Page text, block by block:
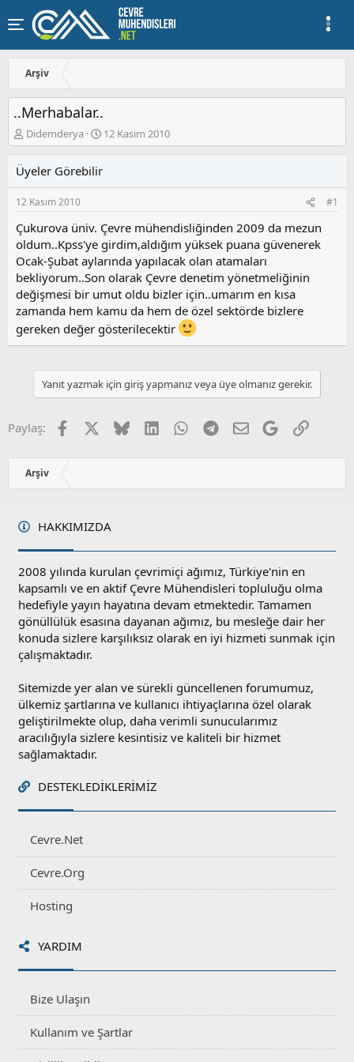
Arşiv
..Merhabalar..
K
o
u
y
u
a
ş
l
a
t
a
n
Didemderya
B
a
a
ı
ç
t
a
r
i
h
i
12 Kasım 2010
Üyeler Görebilir
12 Kasım 2010 #1
Çukurova üniv. Çevre mühendisliğinden 2009 da mezun
oldum..Kpss'ye girdim,aldığım yüksek puana güvenerek
Ocak-Şubat aylarında yapılacak olan atamaları
bekliyorum..Son olarak Çevre denetim yönetmeliğinin
değişmesi bir umut oldu bizler için..umarım en kısa
zamanda hem kamu da hem de özel sektörde bizlere
gereken değer gösterilecektir
Yanıt yazmak için giriş yapmanız veya üye olmanız gerekir.
Paylaş: Facebook BlueskyLinkedInWhatsApp
Telegram
E-postaGoogleLink
Arşiv
HAKKIMIZDA
2008 yılında kurulan çevrimiçi ağımız, Türkiye'nin en
kapsamlı ve en aktif Çevre Mühendisleri topluluğu olma
hedefiyle yayın hayatına devam etmektedir. Tamamen
gönüllülük esasına dayanan ağımız, bu mesleğe dair her
konuda sizlere karşılıksız olarak en iyi hizmeti sunmak için
çalışmaktadır.
Sitemizde yer alan ve sürekli güncellenen forumumuz,
ülkemiz şartlarına ve kullanıcı ihtiyaçlarına özel olarak
geliştirilmekte olup, daha verimli sunucularımız
aracılığıyla sizlere kesintisiz ve kaliteli bir hizmet
sağlamaktadır.
DESTEKLEDIKLERIMIZ
Cevre.Net
Cevre.Org
Hosting
YARDIM
Bize Ulaşın
Kullanım ve Şartlar